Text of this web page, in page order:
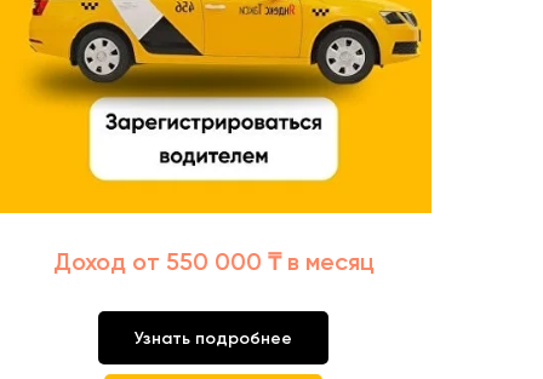
Доход от 550 000 ₸ в месяц
Узнать подробнее